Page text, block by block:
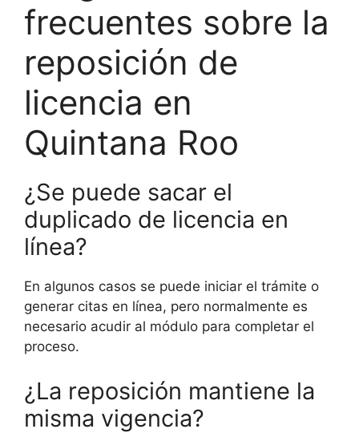
frecuentes sobre la
reposición de
licencia en
Quintana Roo
¿Se puede sacar el
duplicado de licencia en
línea?
En algunos casos se puede iniciar el trámite o
generar citas en línea, pero normalmente es
necesario acudir al módulo para completar el
proceso.
¿La reposición mantiene la
misma vigencia?